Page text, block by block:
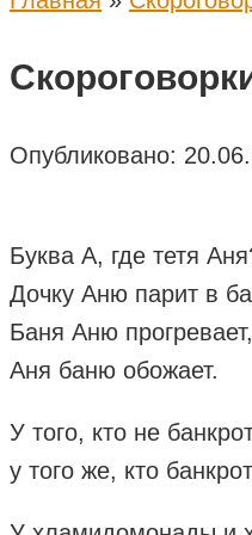
Опубликовано:
Буква А, где тетя
Дочку Аню парит в
Баня Аню прогревает,
Аня баню обожает.
У того, кто не
у того же, кто